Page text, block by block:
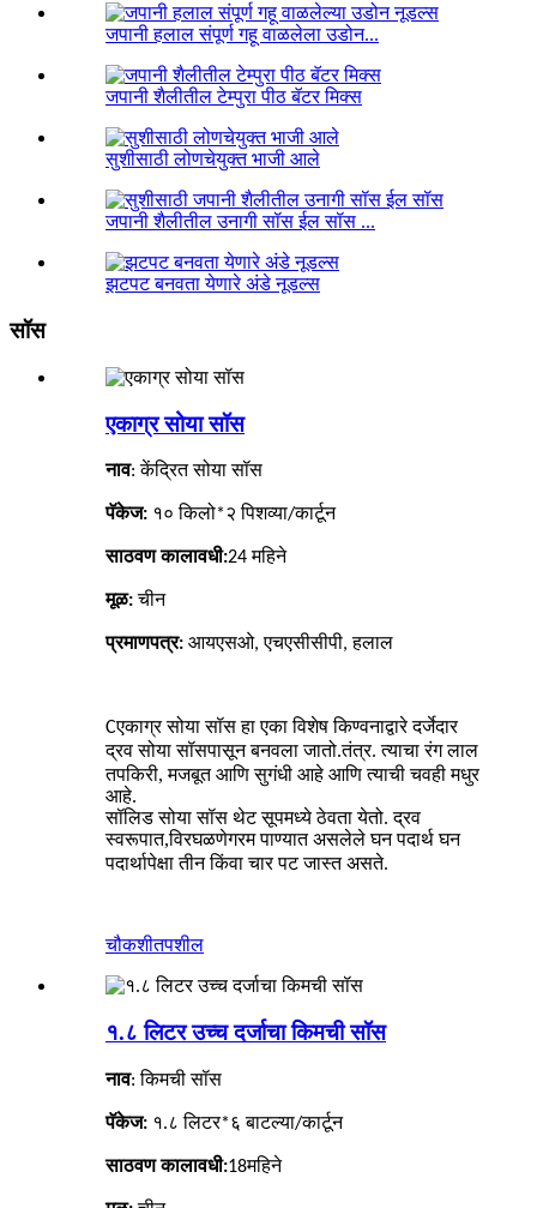
जपानी हलाल संपूर्ण गहू वाळलेला उडोन...
जपानी शैलीतील टेम्पुरा पीठ बॅटर मिक्स
सुशीसाठी लोणचेयुक्त भाजी आले
जपानी शैलीतील उनागी सॉस ईल सॉस ...
झटपट बनवता येणारे अंडे नूडल्स
सॉस
एकाग्र सोया सॉस
नाव: केंद्रित सोया सॉस
पॅकेज: १० किलो*२ पिशव्या/कार्टून
साठवण कालावधी:24 महिने
मूळ: चीन
प्रमाणपत्र: आयएसओ, एचएसीसीपी, हलाल
Cएकाग्र सोया सॉस हा एका विशेष किण्वनाद्वारे दर्जेदार
द्रव सोया सॉसपासून बनवला जातो.तंत्र. त्याचा रंग लाल
तपकिरी, मजबूत आणि सुगंधी आहे आणि त्याची चवही मधुर
आहे.
सॉलिड सोया सॉस थेट सूपमध्ये ठेवता येतो. द्रव
स्वरूपात,विरघळणेगरम पाण्यात असलेले घन पदार्थ घन
पदार्थापेक्षा तीन किंवा चार पट जास्त असते.
चौकशीतपशील
१.८ लिटर उच्च दर्जाचा किमची सॉस
नाव:किमची सॉस
पॅकेज: १.८ लिटर*६ बाटल्या/कार्टून
साठवण कालावधी:18महिने